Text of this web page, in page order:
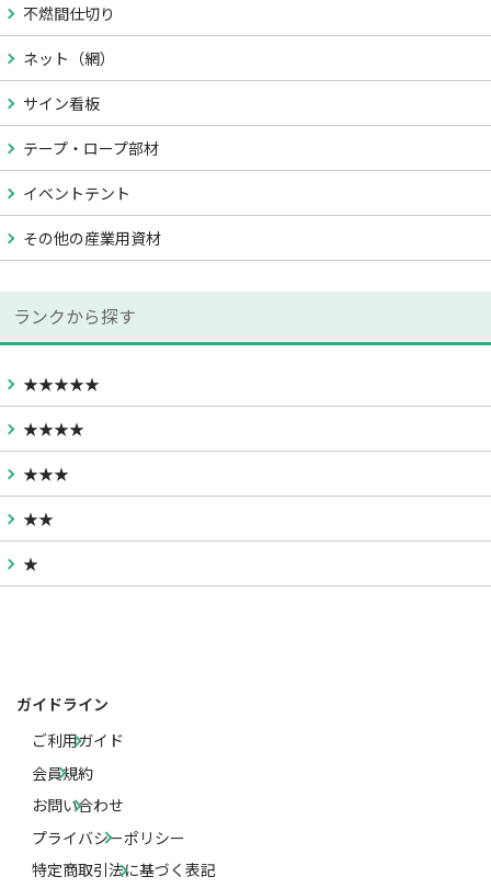
不燃間仕切り
ネット（網）
サイン看板
テープ・ロープ部材
イベントテント
その他の産業用資材
ランクから探す
★★★★★
★★★★
★★★
★★
★
ガイドライン
ご利用ガイド
会員規約
お問い合わせ
プライバシーポリシー
特定商取引法に基づく表記